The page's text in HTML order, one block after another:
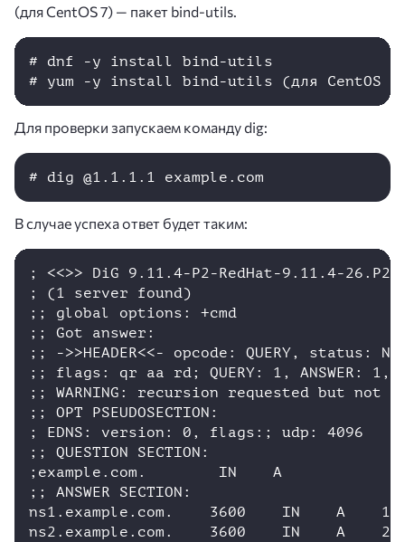
(для CentOS 7) — пакет bind-utils.
# dnf -y install bind-utils
# yum -y install bind-utils (для CentOS
Для проверки запускаем команду dig:
# dig @1.1.1.1 example.com
В случае успеха ответ будет таким:
; <<>> DiG 9.11.4-P2-RedHat-9.11.4-
; (1 server found)
;; global options: +cmd
;; Got answer:
;; ->>HEADER<<- opcode: QUERY, status:
;; flags: qr aa rd; QUERY: 1, ANSWER: 1,
;; WARNING: recursion requested but not
;; OPT PSEUDOSECTION:
; EDNS: version: 0, flags:; udp: 4096
;; QUESTION SECTION:
;example.com.        IN    A
;; ANSWER SECTION:
ns1.example.com.    3600    IN    A
ns2.example.com.    3600    IN    A